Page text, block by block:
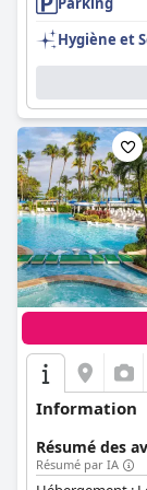
propreté et des
ont apprécié
amical et
Hygiène et
Information
Résumé des
Résumé par IA